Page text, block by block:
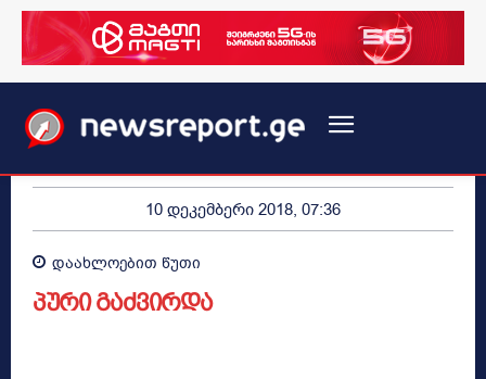
10 დეკემბერი 2018, 07:36
დაახლოებით წუთი
პური გაძვირდა